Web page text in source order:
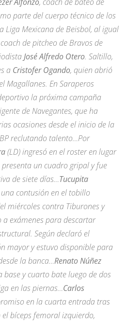
parte del cuerpo técnico de los
Liga Mexicana de Beisbol, al igual
de pitcheo de Bravos de
José Alfredo Otero. Saltillo,
a Cristofer Ogando, quien abrió
Magallanes. En Saraperos
la próxima campaña
de Navegantes, que ha
ocasiones desde el inicio de la
reclutando talento…Por
(LD) ingresó en el roster en lugar
presenta un cuadro gripal y fue
de siete días…Tucupita
una contusión en el tobillo
miércoles contra Tiburones y
a exámenes para descartar
Según declaró el
mayor y estuvo disponible para
la banca…Renato Núñez
y cuarto bate luego de dos
en las piernas…Carlos
en la cuarta entrada tras
bíceps femoral izquierdo,